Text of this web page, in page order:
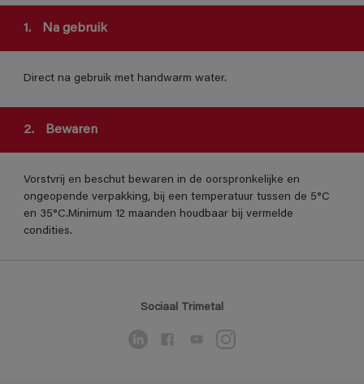
1. Na gebruik
Direct na gebruik met handwarm water.
2. Bewaren
Vorstvrij en beschut bewaren in de oorspronkelijke en
ongeopende verpakking, bij een temperatuur tussen de 5°C
en 35°C.Minimum 12 maanden houdbaar bij vermelde
condities.
Sociaal Trimetal